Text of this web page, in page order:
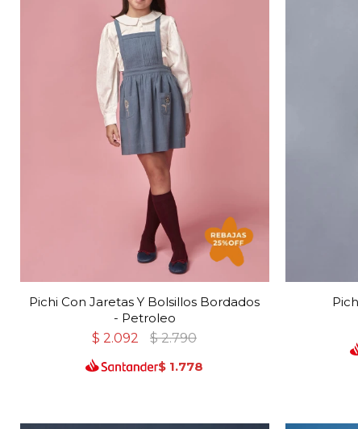
Pichi Con Jaretas Y Bolsillos Bordados
- Petroleo
$ 2.092 $ 2.790
$ 1.778